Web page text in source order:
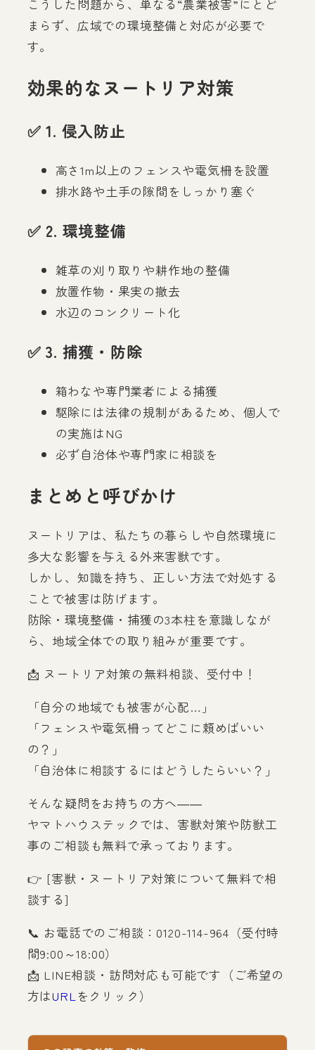
こうした問題から、単なる“農業被害”にとど
まらず、広域での環境整備と対応が必要で
す。
効果的なヌートリア対策
✅ 1. 侵入防止
高さ1m以上のフェンスや電気柵を設置
排水路や土手の隙間をしっかり塞ぐ
✅ 2. 環境整備
雑草の刈り取りや耕作地の整備
放置作物・果実の撤去
水辺のコンクリート化
✅ 3. 捕獲・防除
箱わなや専門業者による捕獲
駆除には法律の規制があるため、個人で
の実施はNG
必ず自治体や専門家に相談を
まとめと呼びかけ
ヌートリアは、私たちの暮らしや自然環境に
多大な影響を与える外来害獣です。
しかし、知識を持ち、正しい方法で対処する
ことで被害は防げます。
防除・環境整備・捕獲の3本柱を意識しなが
ら、地域全体での取り組みが重要です。
📩 ヌートリア対策の無料相談、受付中！
「自分の地域でも被害が心配…」
「フェンスや電気柵ってどこに頼めばいい
の？」
「自治体に相談するにはどうしたらいい？」
そんな疑問をお持ちの方へ――
ヤマトハウステックでは、害獣対策や防獣工
事のご相談も無料で承っております。
👉 [害獣・ヌートリア対策について無料で相
談する]
📞 お電話でのご相談：0120-114-964（受付時
間9:00～18:00）
📩 LINE相談・訪問対応も可能です（ご希望の
方はURLをクリック）